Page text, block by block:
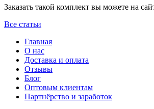
Заказать такой комплект вы можете на
Все статьи
Главная
О нас
Доставка и оплата
Отзывы
Блог
Оптовым клиентам
Партнёрство и заработок